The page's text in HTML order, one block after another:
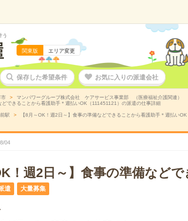
う
関東版 エリア変更
保存した希望条件 お気に入りの派遣会社
市
マンパワーグループ株式会社 ケアサービス事業部 （医療福祉介護関連）
どできることから看護助手＊週払いOK（111451121）の派遣の仕事詳細
駅 【8月～OK！週2日～】食事の準備などできることから看護助手＊週払い
/04
！週2日～】食事の準備など
遣 大量募集